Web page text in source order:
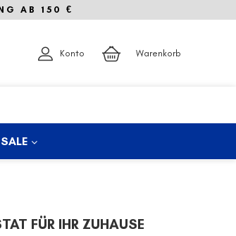
AB 150 €
Konto Warenkorb
SALE
FÜR IHR ZUHAUSE